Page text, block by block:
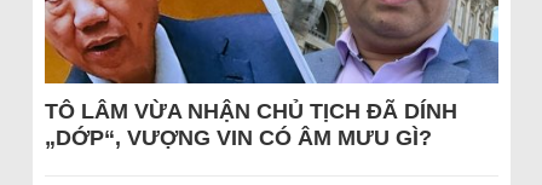
TÔ LÂM VỪA NHẬN CHỦ TỊCH ĐÃ DÍNH
„DỚP“, VƯỢNG VIN CÓ ÂM MƯU GÌ?